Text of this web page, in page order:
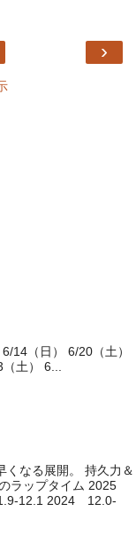
›
14（日） 6/20（土）
土） 6...
くなる展開。 持久力＆
ラップタイム 2025
12.1 2024 12.0-